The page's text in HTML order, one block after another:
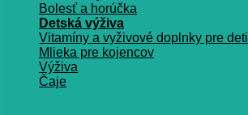
Bolesť a horúčka
Detská výživa
Vitamíny a vyživové doplnky pre deti
Mlieka pre kojencov
Výživa
Čaje